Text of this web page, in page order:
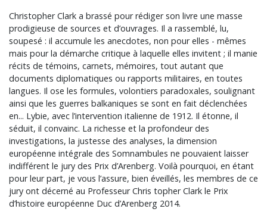
Christopher Clark a brassé pour rédiger son livre une masse
prodigieuse de sources et d’ouvrages. Il a rassemblé, lu,
soupesé : il accumule les anecdotes, non pour elles - mêmes
mais pour la démarche critique à laquelle elles invitent ; il manie
récits de témoins, carnets, mémoires, tout autant que
documents diplomatiques ou rapports militaires, en toutes
langues. Il ose les formules, volontiers paradoxales, soulignant
ainsi que les guerres balkaniques se sont en fait déclenchées
en... Lybie, avec l’intervention italienne de 1912. Il étonne, il
séduit, il convainc. La richesse et la profondeur des
investigations, la justesse des analyses, la dimension
européenne intégrale des Somnambules ne pouvaient laisser
indifférent le jury des Prix d’Arenberg. Voilà pourquoi, en étant
pour leur part, je vous l’assure, bien éveillés, les membres de ce
jury ont décerné au Professeur Chris topher Clark le Prix
d’histoire européenne Duc d’Arenberg 2014.